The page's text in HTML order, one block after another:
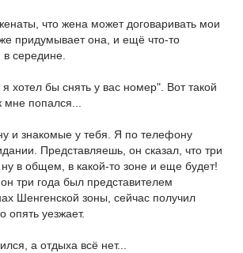
что жена может договаривать мои
придумывает она, и ещё что-то
середине.
я хотел бы снять у вас номер". Вот такой
попался...
и знакомые у тебя. Я по телефону
Представляешь, он сказал, что три
в общем, в какой-то зоне и еще будет!
три года был представителем
Шенгенской зоны, сейчас получил
опять уезжает.
а отдыха всё нет...